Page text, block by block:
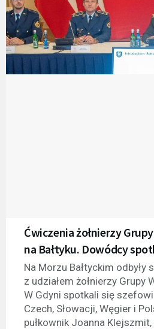
Ćwiczenia żołnierzy
na Bałtyku. Dowódcy
Na Morzu Bałtyckim odbyły
z udziałem żołnierzy Grupy
W Gdyni spotkali się
Czech, Słowacji, Węgier i
pułkownik Joanna